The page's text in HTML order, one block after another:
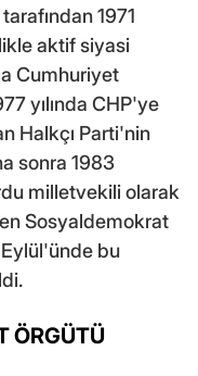
1971
aktif siyasi
Cumhuriyet
yılında CHP'ye
Halkçı Parti'nin
sonra 1983
milletvekili olarak
Sosyaldemokrat
bu
ÖRGÜTÜ